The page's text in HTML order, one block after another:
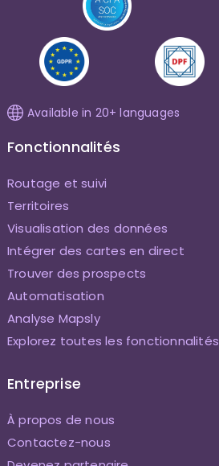
Available in 20+ languages
Fonctionnalités
Routage et suivi
Territoires
Visualisation des données
Intégrer des cartes en direct
Trouver des prospects
Automatisation
Analyse Mapsly
Explorez toutes les fonctionnalités
Entreprise
À propos de nous
Contactez-nous